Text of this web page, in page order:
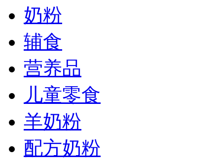
奶粉
辅食
营养品
儿童零食
羊奶粉
配方奶粉